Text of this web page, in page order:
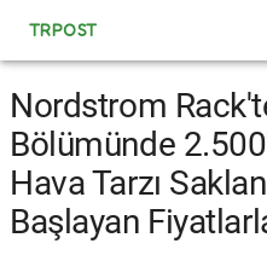
TRPOST
Nordstrom
Bölümünde
Hava Tarzı
Başlayan